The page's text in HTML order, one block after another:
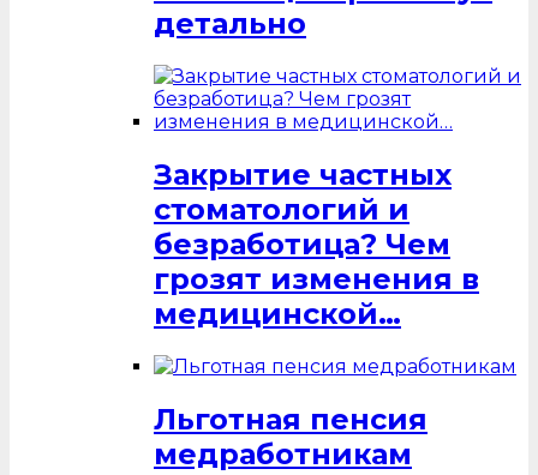
детально
Закрытие частных
стоматологий и
безработица? Чем
грозят изменения в
медицинской…
Льготная пенсия
медработникам